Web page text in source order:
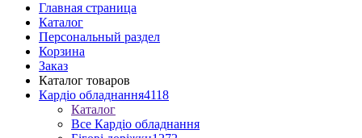
Главная страница
Каталог
Персональный раздел
Корзина
Заказ
Каталог товаров
Кардіо обладнання4118
Каталог
Все Кардіо обладнання